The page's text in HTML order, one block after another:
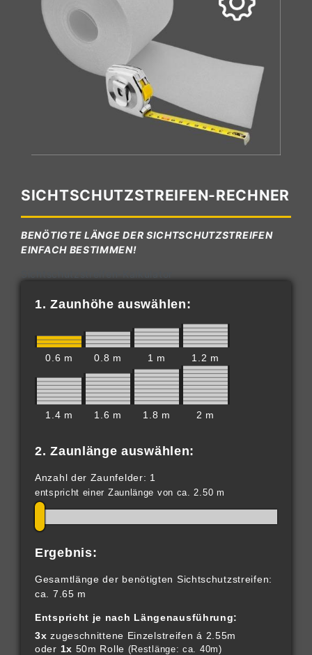
SICHTSCHUTZSTREIFEN-RECHNER
BENÖTIGTE LÄNGE DER SICHTSCHUTZSTREIFEN
EINFACH BESTIMMEN!
1. Zaunhöhe auswählen:
0.6 m 0.8 m 1 m 1.2 m
1.4 m 1.6 m 1.8 m 2 m
2. Zaunlänge auswählen:
Anzahl der Zaunfelder: 1
entspricht einer Zaunlänge von ca. 2.50 m
Ergebnis:
Gesamtlänge der benötigten Sichtschutzstreifen:
ca. 7.65 m
Entspricht je nach Längenausführung:
3x zugeschnittene Einzelstreifen á 2.55m
oder 1x 50m Rolle (Restlänge: ca. 40m)